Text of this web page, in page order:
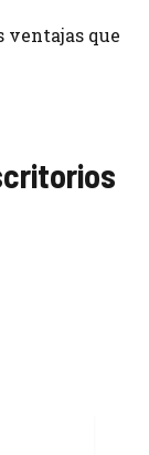
ventajas que